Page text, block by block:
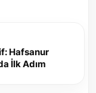
Hafsanur
İlk Adım